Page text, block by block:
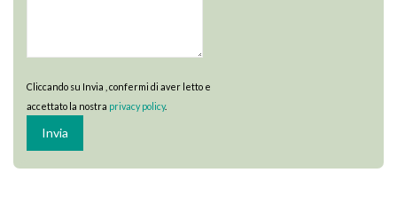
Cliccando su Invia , confermi di aver letto e
accettato la nostra privacy policy.